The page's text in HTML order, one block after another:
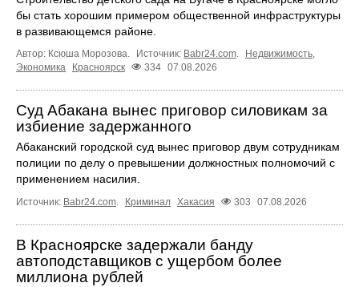
бы стать хорошим примером общественной инфраструктуры
в развивающемся районе.
Автор: Ксюша Морозова. Источник: Babr24.com. Недвижимость,
Экономика
Красноярск 334 07.08.2026
Суд Абакана вынес приговор силовикам за
избиение задержанного
Абаканский городской суд вынес приговор двум сотрудникам
полиции по делу о превышении должностных полномочий с
применением насилия.
Источник: Babr24.com. Криминал Хакасия 303 07.08.2026
В Красноярске задержали банду
автоподставщиков с ущербом более
миллиона рублей